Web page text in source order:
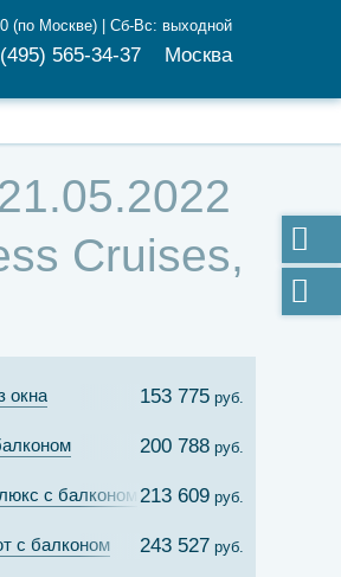
(по Москве) | Сб-Вс: выходной
565-34-37 Москва
Cruises,
окна 153 775 руб.
200 788 руб.
с балконом 213 609 руб.
с балконом 243 527 руб.